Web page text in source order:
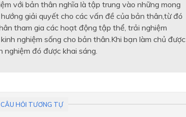
với bản thân nghĩa là tập trung vào những mong
giải quyết cho các vấn đề của bản thân,từ đó
tham gia các hoạt động tập thể, trải nghiệm
nghiệm sống cho bản thân.Khi bạn làm chủ được
nghiệm đó được khai sáng.
HỎI TƯƠNG TỰ